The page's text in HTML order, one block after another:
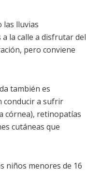
las lluvias
la calle a disfrutar del
pero conviene
también es
conducir a sufrir
córnea), retinopatías
cutáneas que
niños menores de 16